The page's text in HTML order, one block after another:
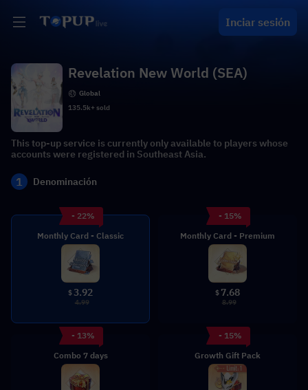
Inciar sesión
Revelation New World (SEA)
Global
135.5k+ sold
This top-up service is currently only available to players whose
accounts were registered in Southeast Asia.
1 Denominación
- 22%
Monthly Card - Classic
$3.92
4.99
- 15%
Monthly Card - Premium
$ 7.68
8.99
- 13%
Combo 7 days
- 15%
Growth Gift Pack